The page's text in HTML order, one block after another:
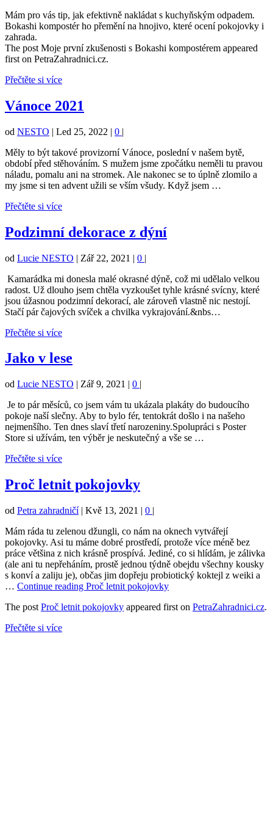
Mám pro vás tip, jak efektivně nakládat s kuchyňským odpadem.
Bokashi kompostér ho přemění na hnojivo, které ocení pokojovky i
zahrada.
The post Moje první zkušenosti s Bokashi kompostérem appeared
first on PetraZahradnici.cz.
Přečtěte si více
Vánoce 2021
od NESTO | Led 25, 2022 | 0 |
Měly to být takové provizorní Vánoce, poslední v našem bytě,
období před stěhováním. S mužem jsme zpočátku neměli tu pravou
náladu, pomalu ani na stromek. Ale nakonec se to úplně zlomilo a
my jsme si ten advent užili se vším všudy. Když jsem …
Přečtěte si více
Podzimní dekorace z dýní
od Lucie NESTO | Zář 22, 2021 | 0 |
Kamarádka mi donesla malé okrasné dýně, což mi udělalo velkou
radost. Už dlouho jsem chtěla vyzkoušet tyhle krásné svícny, které
jsou úžasnou podzimní dekorací, ale zároveň vlastně nic nestojí.
Stačí pár čajových svíček a chvilka vykrajování.&nbs…
Přečtěte si více
Jako v lese
od Lucie NESTO | Zář 9, 2021 | 0 |
Je to pár měsíců, co jsem vám tu ukázala plakáty do budoucího
pokoje naší slečny. Aby to bylo fér, tentokrát došlo i na našeho
nejmenšího. Ten dnes slaví třetí narozeniny.Spolupráci s Poster
Store si užívám, ten výběr je neskutečný a vše se …
Přečtěte si více
Proč letnit pokojovky
od Petra zahradničí| Kvě 13, 2021 | 0 |
Mám ráda tu zelenou džungli, co nám na oknech vytvářejí
pokojovky. Asi tu máme dobré prostředí, protože více méně bez
práce většina z nich krásně prospívá. Jediné, co si hlídám, je zálivka
(ale ani tu nepřeháním, prostě jednou týdně obejdu všechny kousky
s konví a zaliju je), občas jim dopřeju probiotický koktejl z weiki a
… Continue reading Proč letnit pokojovky
The post Proč letnit pokojovky appeared first on PetraZahradnici.cz.
Přečtěte si více